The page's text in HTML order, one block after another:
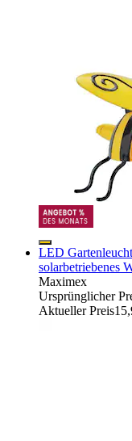
LED
solarbetriebenes
Maximex
Ursprünglicher
Aktueller Preis